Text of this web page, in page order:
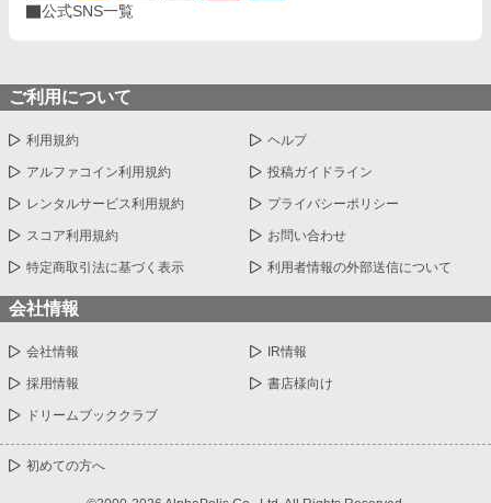
公式SNS一覧
ご利用について
利用規約 ヘルプ
アルファコイン利用規約 投稿ガイドライン
レンタルサービス利用規約 プライバシーポリシー
スコア利用規約 お問い合わせ
特定商取引法に基づく表示 利用者情報の外部送信について
会社情報
会社情報 IR情報
採用情報 書店様向け
ドリームブッククラブ
初めての方へ